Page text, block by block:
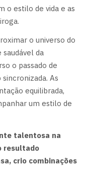
o estilo de vida e as
o universo do
da
o passado de
As
equilibrada,
um estilo de
talentosa na
resultado
crio combinações